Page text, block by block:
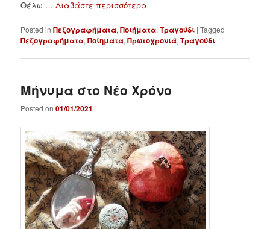
Θέλω …Διαβάστε περισσότερα
Posted in Πεζογραφήματα,Ποιήματα,Τραγούδι |Tagged
Πεζογραφήματα,Ποίηματα,Πρωτοχρονιά,Τραγούδι
Μήνυμα στο Νέο Χρόνο
Posted on01/01/2021